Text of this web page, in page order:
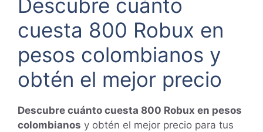
Descubre cuánto
cuesta 800 Robux en
pesos colombianos y
obtén el mejor precio
Descubre cuánto cuesta 800 Robux en pesos
colombianos y obtén el mejor precio para tus